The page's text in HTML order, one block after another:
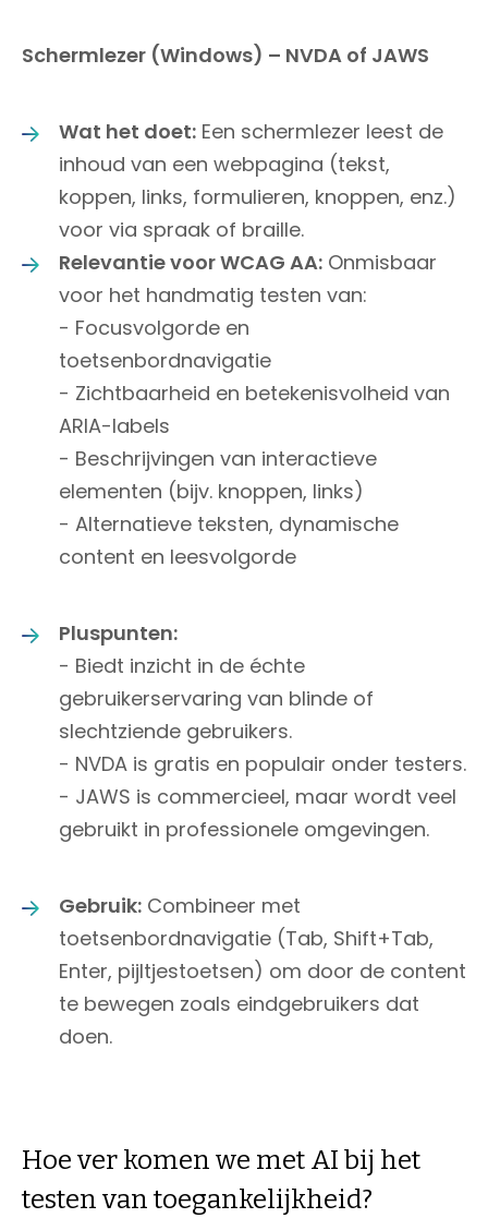
Schermlezer (Windows) – NVDA of JAWS
Wat het doet: Een schermlezer leest de
inhoud van een webpagina (tekst,
koppen, links, formulieren, knoppen, enz.)
voor via spraak of braille.
Relevantie voor WCAG AA: Onmisbaar
voor het handmatig testen van:
- Focusvolgorde en
toetsenbordnavigatie
- Zichtbaarheid en betekenisvolheid van
ARIA-labels
- Beschrijvingen van interactieve
elementen (bijv. knoppen, links)
- Alternatieve teksten, dynamische
content en leesvolgorde
Pluspunten:
- Biedt inzicht in de échte
gebruikerservaring van blinde of
slechtziende gebruikers.
- NVDA is gratis en populair onder testers.
- JAWS is commercieel, maar wordt veel
gebruikt in professionele omgevingen.
Gebruik: Combineer met
toetsenbordnavigatie (Tab, Shift+Tab,
Enter, pijltjestoetsen) om door de content
te bewegen zoals eindgebruikers dat
doen.
Hoe ver komen we met AI bij het
testen van toegankelijkheid?